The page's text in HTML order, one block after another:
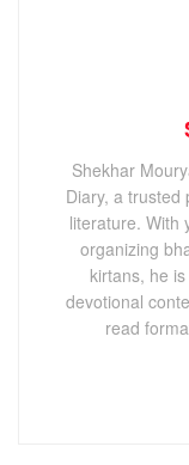
Shekhar
Diary, a trusted
literature. With
organizing
kirtans, he
devotional
read